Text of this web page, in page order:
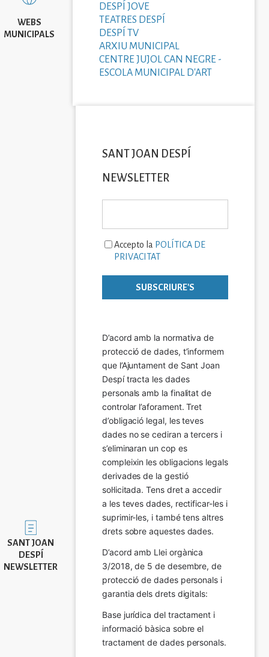
WEBS
MUNICIPALS
DESPÍ JOVE
TEATRES DESPÍ
DESPÍ TV
ARXIU MUNICIPAL
CENTRE JUJOL CAN NEGRE -
ESCOLA MUNICIPAL D'ART
Imatge
SANT JOAN
DESPÍ
NEWSLETTER
SANT JOAN DESPÍ
NEWSLETTER
Accepto la POLÍTICA DE
PRIVACITAT
D’acord amb la normativa de
protecció de dades, t’informem
que l’Ajuntament de Sant Joan
Despí tracta les dades
personals amb la finalitat de
controlar l’aforament. Tret
d’obligació legal, les teves
dades no se cediran a tercers i
s’eliminaran un cop es
compleixin les obligacions legals
derivades de la gestió
sol·licitada. Tens dret a accedir
a les teves dades, rectificar-les i
suprimir-les, i també tens altres
drets sobre aquestes dades.
D’acord amb Llei orgànica
3/2018, de 5 de desembre, de
protecció de dades personals i
garantia dels drets digitals:
Base jurídica del tractament i
informació bàsica sobre el
tractament de dades personals.